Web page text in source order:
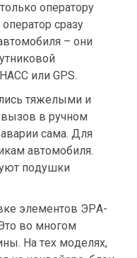
оператору
сразу
– они
или GPS.
тяжелыми и
в ручном
сама. Для
автомобиля.
подушки
элементов ЭРА-
во многом
На тех моделях,